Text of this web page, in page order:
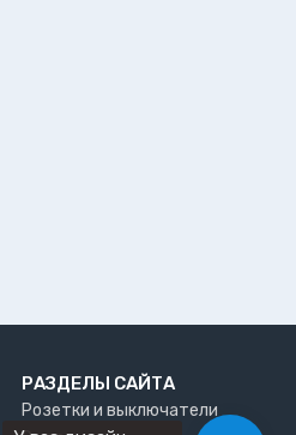
РАЗДЕЛЫ САЙТА
Розетки и выключатели